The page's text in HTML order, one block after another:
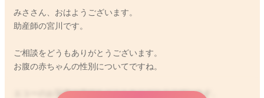
みささん、おはようございます。
助産師の宮川です。
ご相談をどうもありがとうございます。
お腹の赤ちゃんの性別についてですね。
エコーのお写真の添付をどうもありがとうございます。